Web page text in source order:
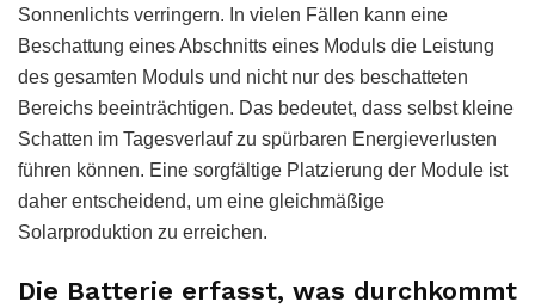
Sonnenlichts verringern. In vielen Fällen kann eine
Beschattung eines Abschnitts eines Moduls die Leistung
des gesamten Moduls und nicht nur des beschatteten
Bereichs beeinträchtigen. Das bedeutet, dass selbst kleine
Schatten im Tagesverlauf zu spürbaren Energieverlusten
führen können. Eine sorgfältige Platzierung der Module ist
daher entscheidend, um eine gleichmäßige
Solarproduktion zu erreichen.
Die Batterie erfasst, was durchkommt